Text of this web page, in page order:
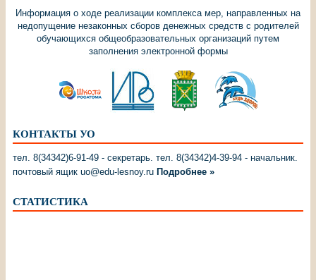
Информация о ходе реализации комплекса мер, направленных на
недопущение незаконных сборов денежных средств с родителей
обучающихся общеобразовательных организаций путем
заполнения электронной формы
КОНТАКТЫ УО
тел. 8(34342)6-91-49 - секретарь. тел. 8(34342)4-39-94 - начальник.
почтовый ящик uo@edu-lesnoy.ru Подробнее »
СТАТИСТИКА